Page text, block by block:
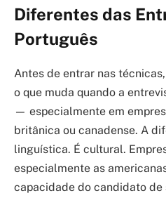
Diferentes das
Português
Antes de entrar nas
o que muda quando a
— especialmente em
britânica ou canadense. A
linguística. É cultural.
especialmente as
capacidade do candidato de